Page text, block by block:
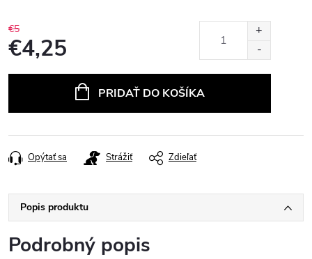
€5
€4,25
PRIDAŤ DO KOŠÍKA
Opýtať sa Strážiť Zdieľať
Popis produktu
Podrobný popis